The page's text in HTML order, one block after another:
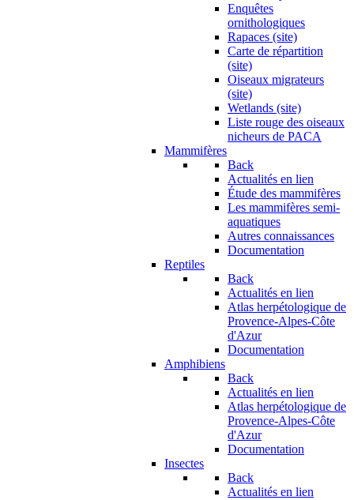
Enquêtes
ornithologiques
Rapaces (site)
Carte de répartition
(site)
Oiseaux migrateurs
(site)
Wetlands (site)
Liste rouge des oiseaux
nicheurs de PACA
Mammifères
Back
Actualités en lien
Étude des mammifères
Les mammifères semi-
aquatiques
Autres connaissances
Documentation
Reptiles
Back
Actualités en lien
Atlas herpétologique de
Provence-Alpes-Côte
d'Azur
Documentation
Amphibiens
Back
Actualités en lien
Atlas herpétologique de
Provence-Alpes-Côte
d'Azur
Documentation
Insectes
Back
Actualités en lien